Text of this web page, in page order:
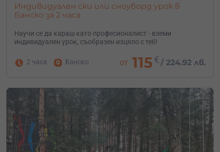
Индивидуален ски или сноуборд урок в
Банско за 2 часа
Научи се да караш като професионалист - вземи
индивидуален урок, съобразен изцяло с теб!
2 часа Банско от 115 € /224.92 лв.